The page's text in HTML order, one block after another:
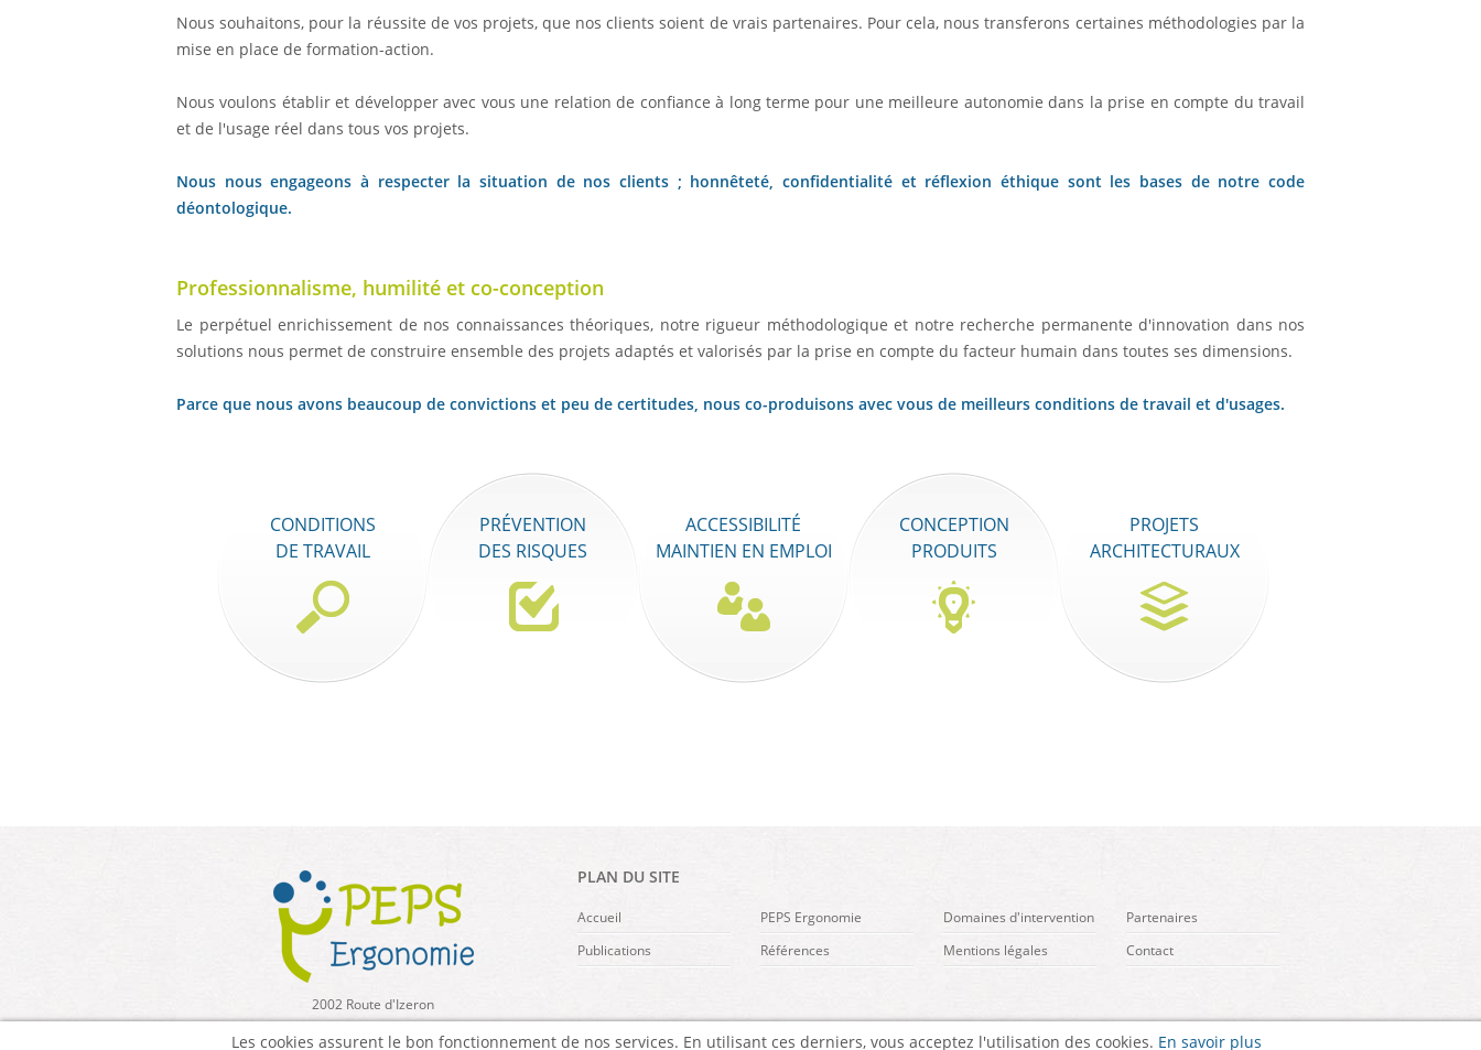
Nous souhaitons, pour la réussite de vos projets, que nos clients soient de vrais partenaires. Pour cela, nous transferons certaines méthodologies par la
mise en place de formation-action.
Nous voulons établir et développer avec vous une relation de confiance à long terme pour une meilleure autonomie dans la prise en compte du travail
et de l'usage réel dans tous vos projets.
Nous nous engageons à respecter la situation de nos clients ; honnêteté, confidentialité et réflexion éthique sont les bases de notre code
déontologique.
Professionnalisme, humilité et co-conception
Le perpétuel enrichissement de nos connaissances théoriques, notre rigueur méthodologique et notre recherche permanente d'innovation dans nos
solutions nous permet de construire ensemble des projets adaptés et valorisés par la prise en compte du facteur humain dans toutes ses dimensions.
Parce que nous avons beaucoup de convictions et peu de certitudes, nous co-produisons avec vous de meilleurs conditions de travail et d'usages.
CONDITIONS
DE TRAVAIL
PRÉVENTION
DES RISQUES
ACCESSIBILITÉ
MAINTIEN EN EMPLOI
CONCEPTION
PRODUITS
PROJETS
ARCHITECTURAUX
2002 Route d'Izeron
PLAN DU SITE
Accueil PEPS Ergonomie Domaines d'intervention
Partenaires
Publications
Références Mentions légales Contact
Les cookies assurent le bon fonctionnement de nos services. En utilisant ces derniers, vous acceptez l'utilisation des cookies. En savoir plus